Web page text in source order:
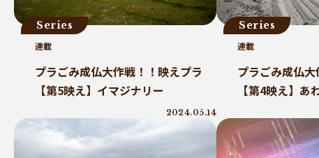
Series
連載
プラごみ成仏大作戦！！映えプラ
【第5映え】イマジナリー
2024.05.14
Series
連載
プラごみ成仏
【第4映え】あ